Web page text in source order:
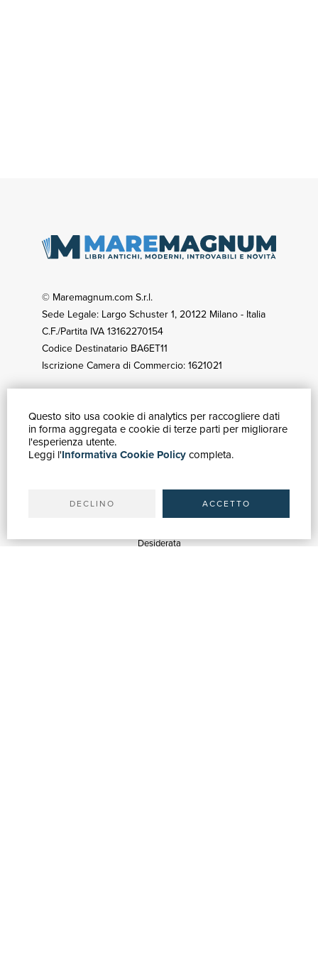
Questo sito usa cookie di analytics per raccogliere dati
in forma aggregata e cookie di terze parti per migliorare
l'esperienza utente.
Leggi l'Informativa Cookie Policycompleta.
DECLINO ACCETTO
© Maremagnum.com S.r.l.
Sede Legale: Largo Schuster 1, 20122 Milano - Italia
C.F./Partita IVA 13162270154
Codice Destinatario BA6ET11
Iscrizione Camera di Commercio: 1621021
GUIDA ACQUISTI
Ricerca avanzata
Spedizioni
Desiderata